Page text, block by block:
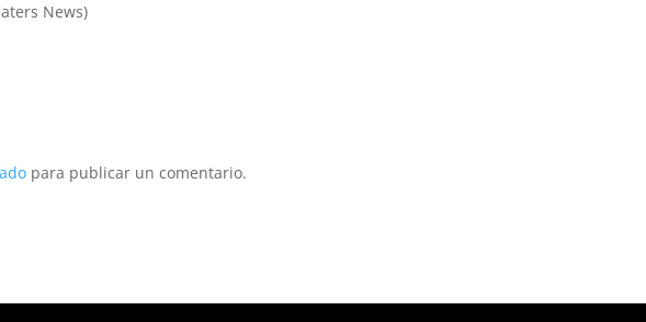
News)
para publicar un comentario.